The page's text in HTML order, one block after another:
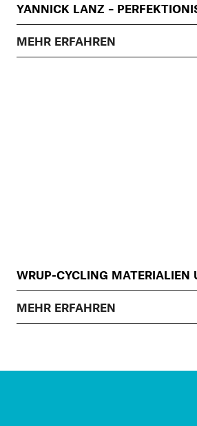
YANNICK LANZ –
MEHR ERFAHREN
WRUP-CYCLING MATERIALIEN
MEHR ERFAHREN